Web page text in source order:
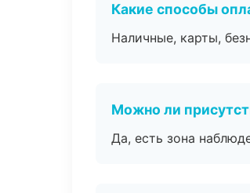
Какие способы
Наличные, карты,
Можно ли
Да, есть зона